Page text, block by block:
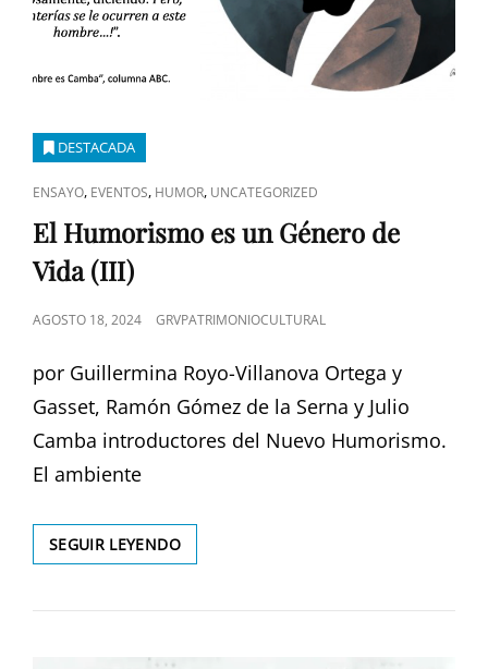
DESTACADA
ENLACES
DE
CATEGORÍAS
ENSAYO, EVENTOS, HUMOR, UNCATEGORIZED
El Humorismo es un Género de
Vida (III)
PUBLICADO
AGOSTO 18, 2024 GRVPATRIMONIOCULTURAL
por Guillermina Royo-Villanova Ortega y
Gasset, Ramón Gómez de la Serna y Julio
Camba introductores del Nuevo Humorismo.
El ambiente
SEGUIR LEYENDOEL
HUMORISMO
UN